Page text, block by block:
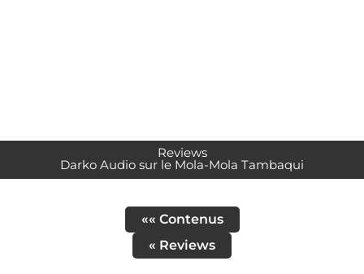
Reviews
Darko Audio sur le Mola-Mola Tambaqui
«« Contenus
« Reviews